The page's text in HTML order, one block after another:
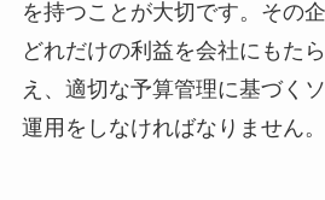
を持つことが大切です。その
どれだけの利益を会社にもた
え、適切な予算管理に基づく
運用をしなければなりません。